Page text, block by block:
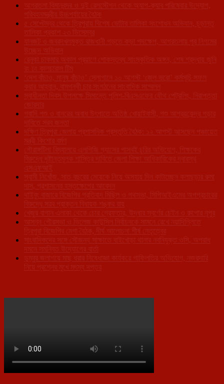
আগরতলা বিমানবন্দর ও দুই রেলস্টেশন থেকে অ্যাপ-ক্যাব পরিষেবার উদ্যোগ,
পরিবহনমন্ত্রীর উচ্চপর্যায়ের বৈঠক
৫ সেপ্টেম্বর থেকে ত্রিপুরায় বিশেষ ভোটার তালিকা সংশোধন অভিযান, চূড়ান্ত
তালিকা প্রকাশ ২৩ ডিসেম্বর
যানজট ও জবরদখলমুক্ত রাজধানী গড়তে কড়া পদক্ষেপ, আগরতলায় পুর নিগমের
উচ্ছেদ অভিযান
রেনুকা চাকমার অকাল প্রয়াণে শোকস্তব্ধ সাংস্কৃতিক অঙ্গন, শেষ শ্রদ্ধায় জুনি
রং ঢং কালচারাল টিম
‘দেশ বাঁচাও, মানুষ বাঁচাও’ স্লোগানে ১০ আগস্ট ‘জেল ভরো’ কর্মসূচি সফল
করার আহ্বান, বামপন্থী চার সংগঠনের সাংবাদিক সম্মেলন
স্বাধীনতা দিবস উপলক্ষে সিমান্তে পুলিশ-বিএসএফের যৌথ পেট্রলিং, নিরাপত্তা
জোরদার
গবাদি পশু ও বানরের অবাধ উৎপাতে অতিষ্ঠ খোয়াইবাসী, পশু আশ্রয়কেন্দ্র গড়ার
দাবিতে সরব জনতা
দক্ষিণ ত্রিপুরা জেলায় প্রশাসনিক প্রস্তুতি বৈঠক: ১২ আগস্ট আসছেন পঞ্চায়েত
মন্ত্রী কিশোর বর্মণ
গৌরাঙ্গটিলা বিদ্যালয়ে এলপিজি গ্যাসের পাসবই চুরির অভিযোগ, শিক্ষকের
বিরুদ্ধে দৃষ্টান্তমূলক শাস্তির দাবিতে জেলা শিক্ষা আধিকারিকের দ্বারস্থ
এসএফআই
স্বামী নিখোঁজ, সাত বছরের মেয়েকে নিয়ে অসহায় দিন কাটাচ্ছেন কলাছড়ার রুমা
দাস, প্রশাসনের হস্তক্ষেপের আবেদন
থাইবুং বাজারে বিজেপির প্রতিবাদ মিছিল ও পথসভা, সিপিআইএমের অপপ্রচারের
বিরুদ্ধে সরব প্রাক্তন বিধায়ক শঙ্কর রায়
খেজুর বাগান এলাকা থেকে চোর গ্রেফতার, উদ্ধার স্বর্ণের চেইন ও রুপোর নূপুর
আসন্ন পৌরসভা ও ভিলেজ কাউন্সিল নির্বাচনকে সামনে রেখে নয়াদিল্লিতে
ত্রিপুরা বিজেপির মেগা বৈঠক, দীর্ঘ আলোচনা শীর্ষ নেতৃত্বের
সাংবাদিকদের সঙ্গে সৌজন্য সাক্ষাতে বাইখোড়া থানার নবনিযুক্ত ওসি, অপরাধ
দমনে সমন্বিত উদ্যোগের বার্তা
ডুম্বুর জলাশয়ে মাছ ধরার নিষেধাজ্ঞা কার্যকরে গাফিলতির অভিযোগ, নজরদারি
নিয়ে প্রশ্নের মুখে মৎস্য দপ্তর